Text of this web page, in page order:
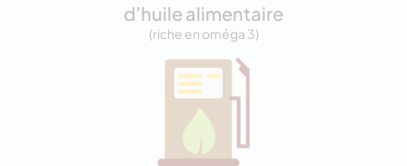
d’huile alimentaire
(riche en oméga 3)